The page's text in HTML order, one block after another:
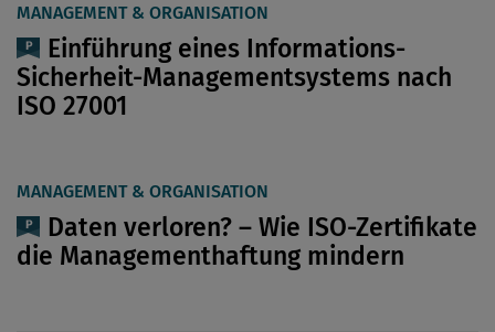
MANAGEMENT & ORGANISATION
Einführung eines Informations-
Sicherheit-Managementsystems nach
ISO 27001
MANAGEMENT & ORGANISATION
Daten verloren? – Wie ISO-Zertifikate
die Managementhaftung mindern